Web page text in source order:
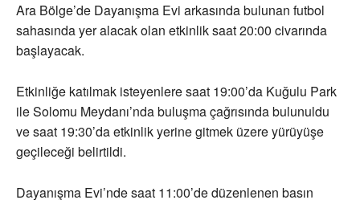
Ara Bölge’de Dayanışma Evi arkasında bulunan futbol
sahasında yer alacak olan etkinlik saat 20:00 civarında
başlayacak.
Etkinliğe katılmak isteyenlere saat 19:00’da Kuğulu Park
ile Solomu Meydanı’nda buluşma çağrısında bulunuldu
ve saat 19:30’da etkinlik yerine gitmek üzere yürüyüşe
geçileceği belirtildi.
Dayanışma Evi’nde saat 11:00’de düzenlenen basın